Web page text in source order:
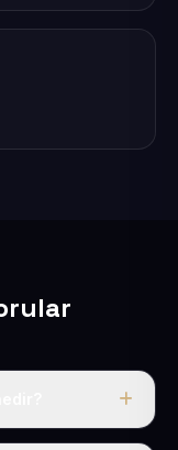
Bu bedele alan